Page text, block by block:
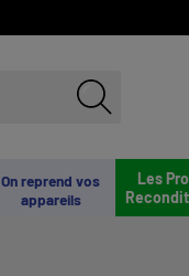
Les
On reprend vos
appareils